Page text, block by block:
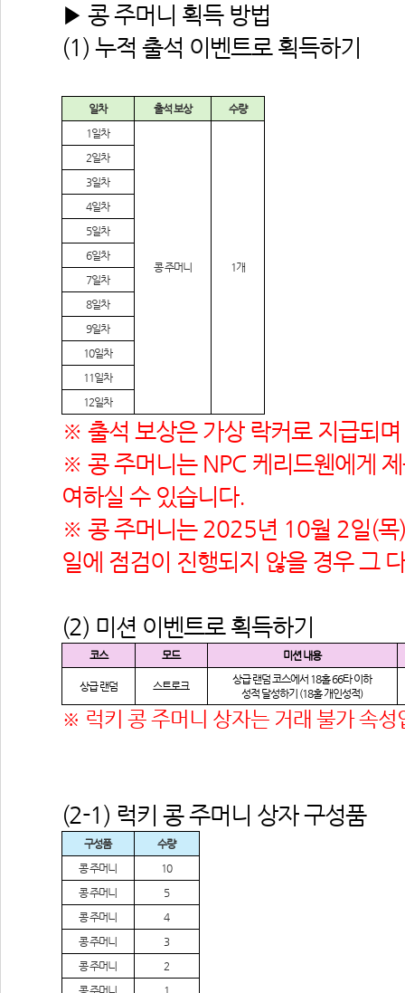
▶ 콩 주머니 획득 방법
(1) 누적 출석 이벤트로 획득하기
일차 출석 보상
수량
1일차
콩 주머니 1개
2일차
3일차
4일차
5일차
6일차
7일차
8일차
9일차
10일차
11일차
12일차
※ 출석 보상은 가상 락커로 지급되
※ 콩 주머니는 NPC 케리드웬에게
여하실 수 있습니다.
※ 콩 주머니는 2025년 10월 2일(목
일에 점검이 진행되지 않을 경우 그
(2) 미션 이벤트로 획득하기
코스 모드 미션 내용
상급 랜덤 스트로크
상급 랜덤 코스에서 18홀 66타 이하
성적 달성하기 (18홀 개인성적)
※ 럭키 콩 주머니 상자는 거래 불가 속성
(2-1) 럭키 콩 주머니 상자 구성품
구성품
수량
콩 주머니
10
콩 주머니
5
콩 주머니
4
콩 주머니
3
콩 주머니
2
콩 주머니
1